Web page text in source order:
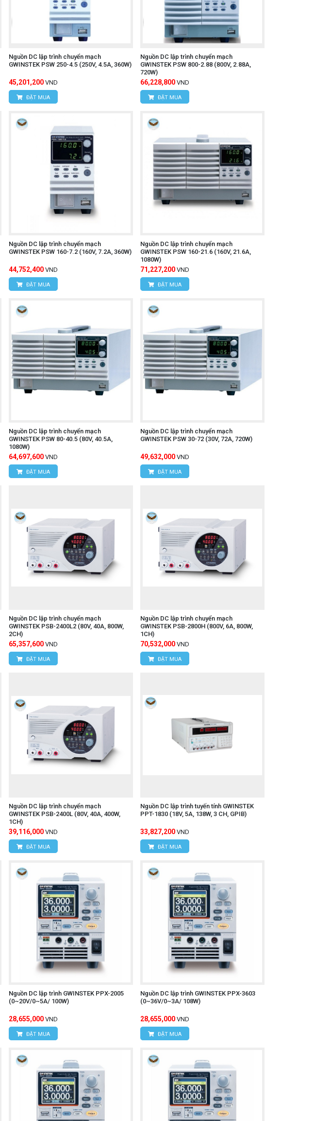
Nguồn DC lập trình chuyển mạch
GWINSTEK PSW 250-4.5 (250V, 4.5A, 360W)
45,201,200 VND
ĐẶT MUA
Nguồn DC lập trình chuyển mạch
GWINSTEK PSW 800-2.88 (800V, 2.88A,
720W)
66,228,800 VND
ĐẶT MUA
Nguồn DC lập trình chuyển mạch
GWINSTEK PSW 160-7.2 (160V, 7.2A, 360W)
44,752,400 VND
ĐẶT MUA
Nguồn DC lập trình chuyển mạch
GWINSTEK PSW 160-21.6 (160V, 21.6A,
1080W)
71,227,200 VND
ĐẶT MUA
Nguồn DC lập trình chuyển mạch
GWINSTEK PSW 80-40.5 (80V, 40.5A,
1080W)
64,697,600 VND
ĐẶT MUA
Nguồn DC lập trình chuyển mạch
GWINSTEK PSW 30-72 (30V, 72A, 720W)
49,632,000 VND
ĐẶT MUA
Nguồn DC lập trình chuyển mạch
GWINSTEK PSB-2400L2 (80V, 40A, 800W,
2CH)
65,357,600 VND
ĐẶT MUA
Nguồn DC lập trình chuyển mạch
GWINSTEK PSB-2800H (800V, 6A, 800W,
1CH)
70,532,000 VND
ĐẶT MUA
Nguồn DC lập trình chuyển mạch
GWINSTEK PSB-2400L (80V, 40A, 400W,
1CH)
39,116,000 VND
ĐẶT MUA
Nguồn DC lập trình tuyến tính GWINSTEK
PPT-1830 (18V, 5A, 138W, 3 CH, GPIB)
33,827,200 VND
ĐẶT MUA
Nguồn DC lập trình GWINSTEK PPX-2005
(0~20V/0~5A/ 100W)
28,655,000 VND
ĐẶT MUA
Nguồn DC lập trình GWINSTEK PPX-3603
(0~36V/0~3A/ 108W)
28,655,000 VND
ĐẶT MUA